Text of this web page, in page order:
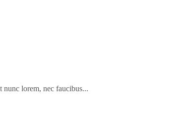
lorem, nec faucibus...